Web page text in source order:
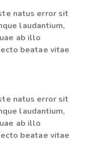
natus error sit
laudantium,
ab illo
beatae vitae
natus error sit
laudantium,
ab illo
beatae vitae